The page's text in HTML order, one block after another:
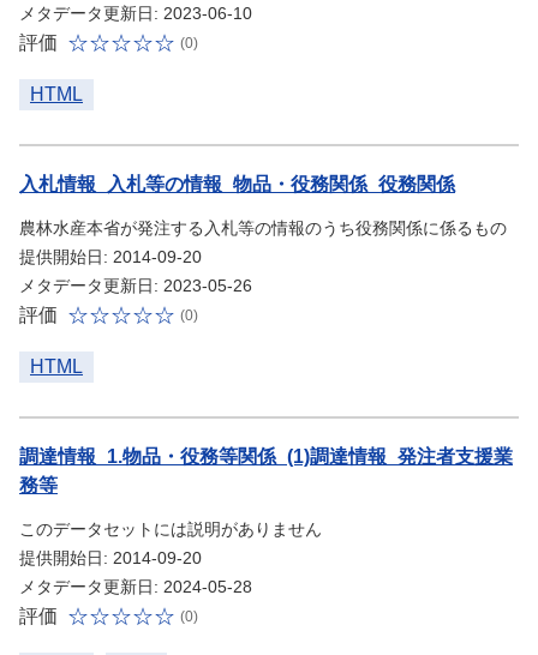
メタデータ更新日: 2023-06-10
評価 (0)
HTML
入札情報_入札等の情報_物品・役務関係_役務関係
農林水産本省が発注する入札等の情報のうち役務関係に係るもの
提供開始日: 2014-09-20
メタデータ更新日: 2023-05-26
評価 (0)
HTML
調達情報_1.物品・役務等関係_(1)調達情報_発注者支援業
務等
このデータセットには説明がありません
提供開始日: 2014-09-20
メタデータ更新日: 2024-05-28
評価 (0)